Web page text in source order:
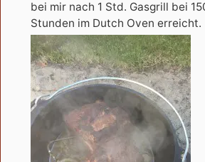
bei mir nach 1 Std. Gasgrill bei
Stunden im Dutch Oven erreicht.